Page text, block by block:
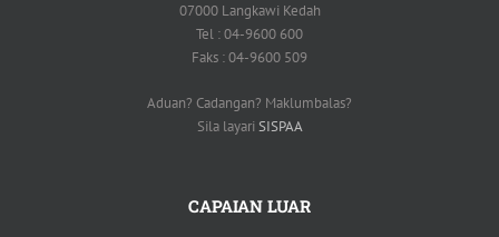
07000 Langkawi Kedah
Tel : 04-9600 600
Faks : 04-9600 509
Aduan? Cadangan? Maklumbalas?
Sila layari SISPAA
CAPAIAN LUAR